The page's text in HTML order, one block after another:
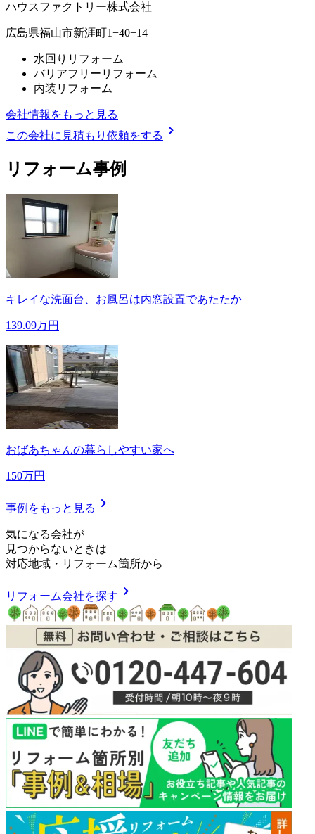
ハウスファクトリー株式会社
広島県福山市新涯町1−40−14
水回りリフォーム
バリアフリーリフォーム
内装リフォーム
会社情報をもっと見る
この会社に見積もり依頼をする chevron_right
リフォーム事例
キレイな洗面台、お風呂は内窓設置であたたか
139.09万円
おばあちゃんの暮らしやすい家へ
150万円
事例をもっと見る chevron_right
気になる会社が
見つからないときは
対応地域 ・ リフォーム箇所から
リフォーム会社を探す chevron_right